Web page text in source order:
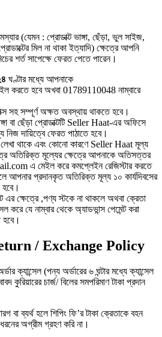
(যেমন : প্রোডাক্ট ভাঙ্গা, ছেঁড়া, ভুল সাইজ,
মিল না থাকা ইত্যাদি) ক্ষেত্রে আপনি
শর্ত সাপেক্ষে ফেরত পেতে পারেন।
ঘণ্টার মধ্যে আপনাকে
করতে হবে অখবা 01789110048 নাম্বারে
সহ সম্পূর্ণ অক্ষত অবস্থায় থাকতে হবে।
বা ছেঁড়া প্রোডাক্টটি Seller Haat-এর অফিসে
নিজ দায়িত্বে ফেরত পাঠাতে হবে।
লেখা থাকে এবং কোনো কারণে Seller Haat মূল্য
অতিরিক্ত মূল্যের ক্ষেত্রে আপনাকে অতিসত্তর
এ মেইল করে কমপ্লেইন রেজিস্টার করতে
আপনার প্রদানকৃত অতিরিক্ত মূল্য ১০ কার্যদিবসের
হবে।
এর ক্ষেত্রে ,পণ্য স্টকে না থাকলে অথবা ক্রেতা
করে যে নাম্বার থেকে অ্যাডভান্স পেমেন্ট করা
হবে।
/ Exchange Policy
ক্যান্সেল (পন্য অর্ডারের ৬ ঘন্টার মধ্যে ক্যান্সেল
কুরিয়ারের চার্জ/ বিলের সমপরিমাণ টাকা প্রদান
বা ব্যর্থ হলে শিপিং ফি’র টাকা ক্রেতাকে বহন
অগ্রীম গ্রহণ করি না।